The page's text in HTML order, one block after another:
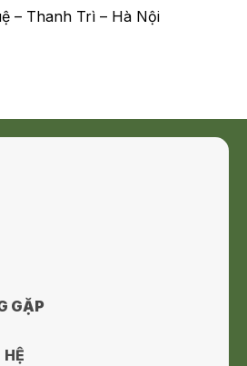
– Thanh Trì – Hà Nội
GẶP